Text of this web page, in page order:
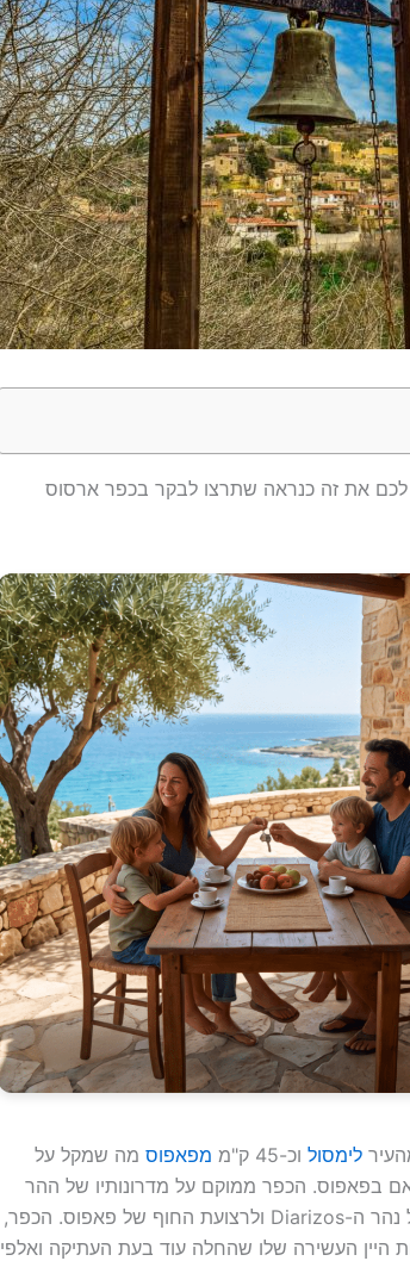
לכם את זה כנראה שתרצו לבקר בכפר ארסוס
לימסול וכ-45 ק"מ מפאפוס מה שמקל על
אם בפאפוס. הכפר ממוקם על מדרונותיו של ההר
Laona, כ-1092 מטר מעל פני הים, עם נוף אל נהר ה-Diarizos ולרצועת החוף של פאפוס. הכפר,
היין העשירה שלו שהחלה עוד בעת העתיקה ואלפי